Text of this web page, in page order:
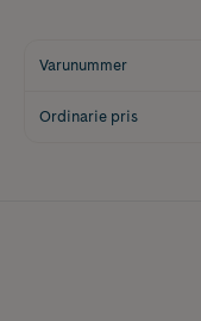
Varunummer
Ordinarie pris